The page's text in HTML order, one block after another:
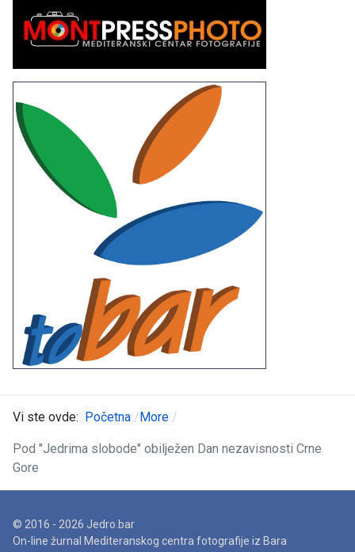
Vi ste ovde: Početna More
Pod "Jedrima slobode" obilježen Dan nezavisnosti Crne
Gore
© 2016 - 2026 Jedro.bar
On-line žurnal Mediteranskog centra fotografije iz Bara